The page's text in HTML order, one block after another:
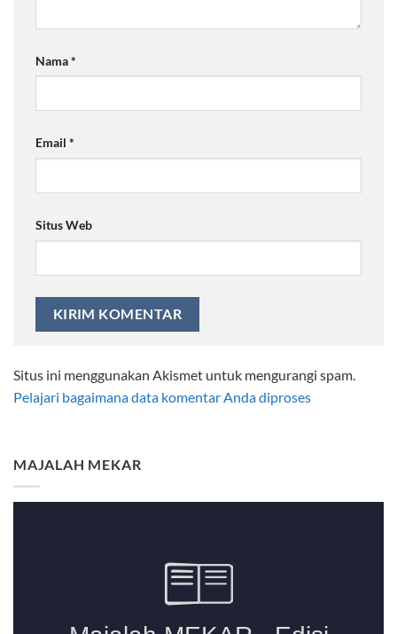
MAJALAH MEKAR
Nama*
Email *
Situs Web
Situs ini menggunakan Akismet untuk mengurangi spam.
Pelajari bagaimana data komentar Anda diproses